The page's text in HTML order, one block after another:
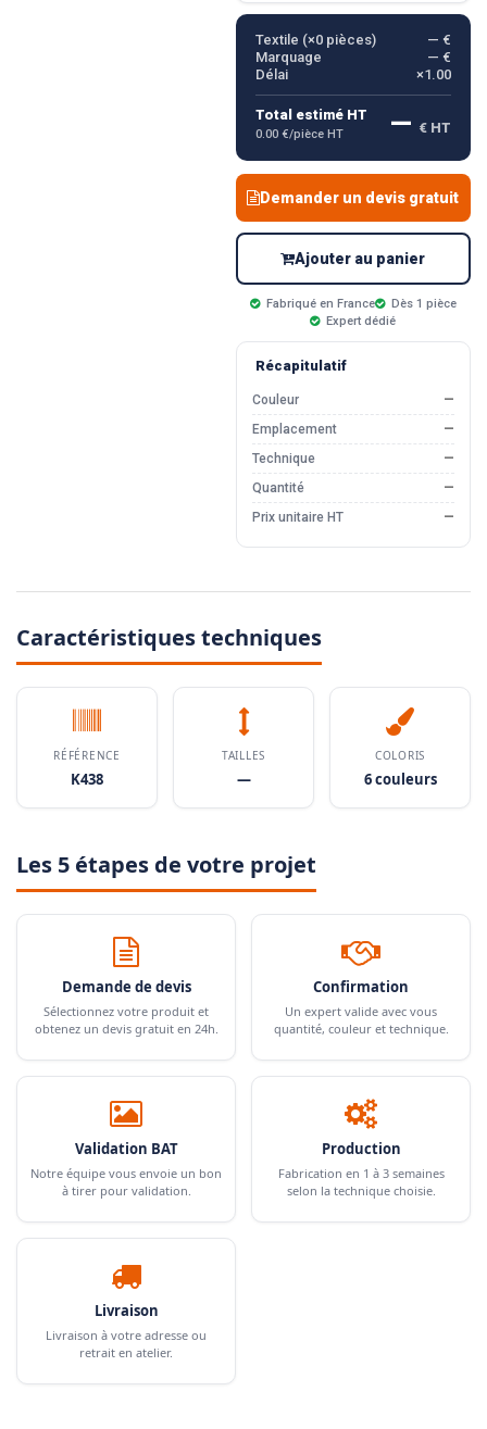
Textile (×0pièces)
— €
Marquage
— €
Délai
×1.00
Total estimé HT
0.00 €/pièce HT — € HT
Demander un devis gratuit
Ajouter au panier
Fabriqué en France
Dès 1 pièce
Expert dédié
Récapitulatif
Couleur
—
Emplacement
—
Technique
—
Quantité
—
Prix unitaire HT
—
Caractéristiques techniques
RÉFÉRENCE
K438
TAILLES
—
COLORIS
6 couleurs
Les 5 étapes de votre projet
Demande de devis
Sélectionnez votre produit et
obtenez un devis gratuit en 24h.
Confirmation
Un expert valide avec vous
quantité, couleur et technique.
Validation BAT
Notre équipe vous envoie un bon
à tirer pour validation.
Production
Fabrication en 1 à 3 semaines
selon la technique choisie.
Livraison
Livraison à votre adresse ou
retrait en atelier.